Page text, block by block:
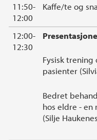
11:50-
12:00
Kaffe/te og
12:00-
12:30
Fysisk
pasienter
Bedret
hos eldre -
(Silje